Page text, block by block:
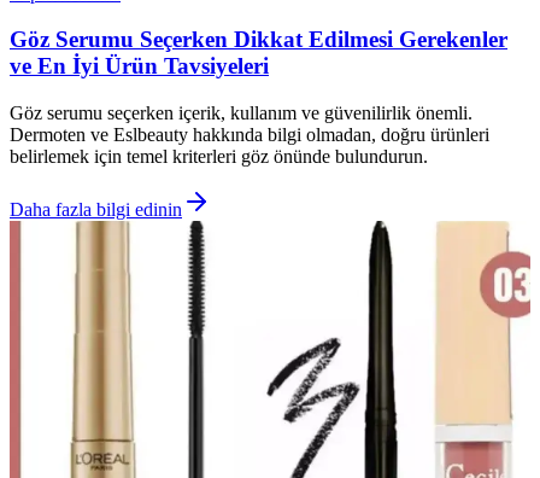
Göz Serumu Seçerken Dikkat Edilmesi Gerekenler
ve En İyi Ürün Tavsiyeleri
Göz serumu seçerken içerik, kullanım ve güvenilirlik önemli.
Dermoten ve Eslbeauty hakkında bilgi olmadan, doğru ürünleri
belirlemek için temel kriterleri göz önünde bulundurun.
Daha fazla bilgi edinin